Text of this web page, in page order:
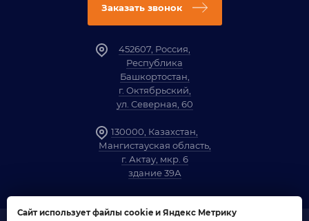
Заказать звонок
452607, Россия,
Республика
Башкортостан,
г. Октябрьский,
ул. Северная, 60
130000, Казахстан,
Мангистауская область,
г. Актау, мкр. 6
здание 39А
Сайт использует файлы cookie и Яндекс Метрику